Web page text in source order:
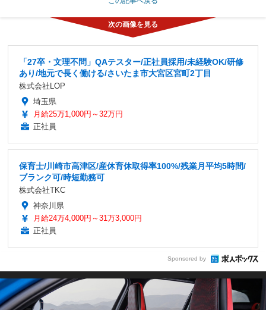
「27卒・文理不問」QAテスター/正社員採用/未経験OK/研修
あり/地元で長く働ける/さいたま市大宮区宮町2丁目
株式会社LOP
埼玉県
月給25万1,000円～32万円
正社員
保育士/川崎市高津区/産休育休取得率100%/残業月平均5時間/
ブランク可/時短勤務可
株式会社TKC
神奈川県
月給24万4,000円～31万3,000円
正社員
Sponsored by